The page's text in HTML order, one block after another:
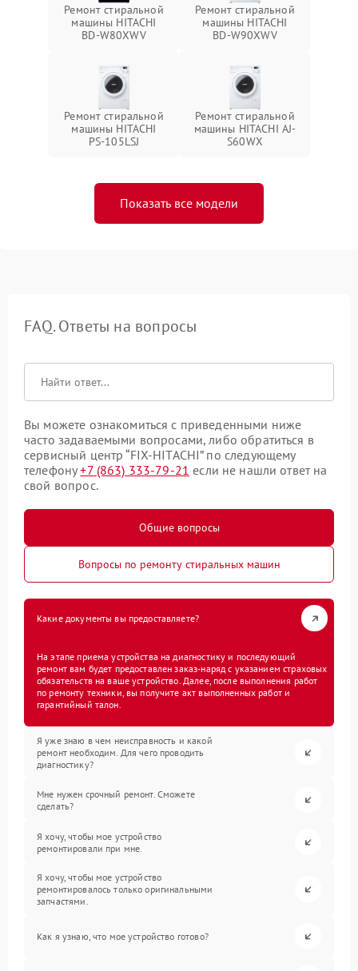
Ремонт стиральной
машины HITACHI
BD-W80XWV
Ремонт стиральной
машины HITACHI
BD-W90XWV
Ремонт стиральной
машины HITACHI
PS-105LSJ
Ремонт стиральной
машины HITACHI AJ-
S60WX
Показать все модели
FAQ. Ответы на вопросы
Вы можете ознакомиться с приведенными ниже
часто задаваемыми вопросами, либо обратиться в
сервисный центр “FIX-HITACHI” по следующему
телефону+7 (863) 333-79-21 если не нашли ответ на
свой вопрос.
Общие вопросы
Вопросы по ремонту стиральных машин
Какие документы вы предоставляете?
На этапе приема устройства на диагностику и последующий
ремонт вам будет предоставлен заказ-наряд с указанием страховых
обязательств на ваше устройство. Далее, после выполнения работ
по ремонту техники, вы получите акт выполненных работ и
гарантийный талон.
Я уже знаю в чем неисправность и какой
ремонт необходим. Для чего проводить
диагностику?
Мне нужен срочный ремонт. Сможете
сделать?
Я хочу, чтобы мое устройство
ремонтировали при мне.
Я хочу, чтобы мое устройство
ремонтировалось только оригинальными
запчастями.
Как я узнаю, что мое устройство готово?